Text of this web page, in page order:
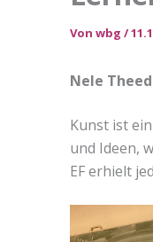
Von wbg /
Nele
Kunst ist
und Ideen,
EF erhielt